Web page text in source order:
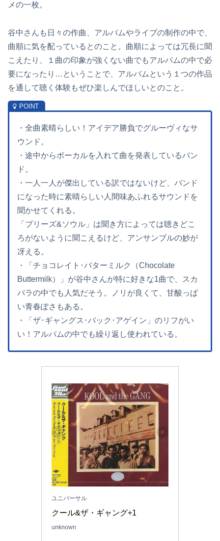
メの一枚。
谷中さんも日々の作曲、アルバムやライブの制作の中で、
曲順に気を配っているとのこと。曲順によっては冗長に聞
こえたり、１曲の印象が強くない曲でもアルバムの中で必
要になったり…ということで、アルバムという１つの作品
を通して聴く体験もぜひ楽しんでほしいとのこと。
・全曲素晴らしい！アイデア勝負でグルーヴィなサ
ウンド。
・途中からボーカルを入れて曲を発表しているバン
ド。
・一人一人が傑出している訳ではないけど、バンド
になった時に素晴らしい人間味あふれるサウンドを
聞かせてくれる。
「ブリーズ&ソウル」は聞き方によっては聴きどこ
ろがないように聞こえるけど、アンサンブルの妙が
冴える。
・「チョコレイト･バターミルク（Chocolate
Buttermilk）」が谷中さんが特に好きな1曲で、スカ
パラの中でも人気だそう。ノリが良くて、甘酸っぱ
い青春ぽさもある。
・「ザ･ギャングス･バック･アゲイン」のリフがい
い！アルバムの中でも繰り返し使われている。
ユニバーサル
クール&ザ・ギャング+1
unknown